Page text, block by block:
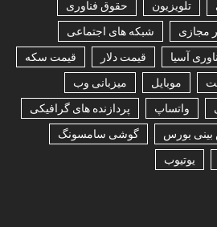
تلویزیون
حقوق فناوری
مجازی
شبکه های اجتماعی
آسیا قیمت دلار
قیمت سکه
موبایل
میزبانی وب
واتساپ
پردازنده های گرافیکی
بورس
گوشی سامسونگ
یوتیوب